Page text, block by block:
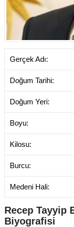
Gerçek Adı:
Doğum Tarihi:
Doğum Yeri:
Boyu:
Kilosu:
Burcu:
Medeni Hali:
Recep Tayyip
Biyografisi